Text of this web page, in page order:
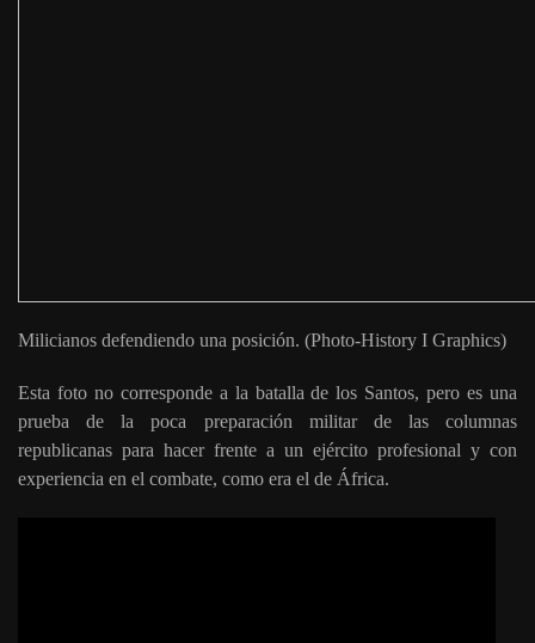
Milicianos defendiendo una posición. (Photo-History I Graphics)
Esta foto no corresponde a la batalla de los Santos, pero es una
prueba de la poca preparación militar de las columnas
republicanas para hacer frente a un ejército profesional y con
experiencia en el combate, como era el de África.